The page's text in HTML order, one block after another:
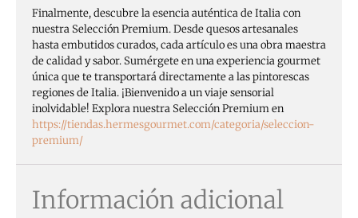
Finalmente, descubre la esencia auténtica de Italia con
nuestra Selección Premium. Desde quesos artesanales
hasta embutidos curados, cada artículo es una obra maestra
de calidad y sabor. Sumérgete en una experiencia gourmet
única que te transportará directamente a las pintorescas
regiones de Italia. ¡Bienvenido a un viaje sensorial
inolvidable! Explora nuestra Selección Premium en
https://tiendas.hermesgourmet.com/categoria/seleccion-
premium/
Información adicional